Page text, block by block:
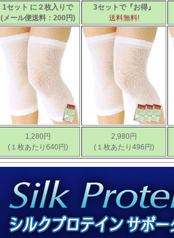
1セット に２枚入りで
(メール便送料：200円)
3セットで『お得』
送料無料!
1,280円
(１枚あたり640円)
2,980円
(１枚あたり496円)